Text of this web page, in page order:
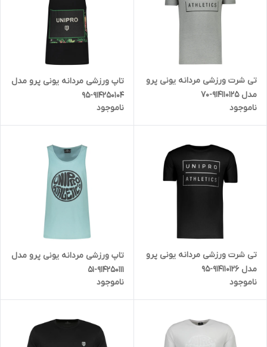
تی شرت ورزشی مردانه یونی پرو
مدل 914110125-70
ناموجود
تاپ ورزشی مردانه یونی پرو مدل
914250104-95
ناموجود
تی شرت ورزشی مردانه یونی پرو
مدل 914110126-95
ناموجود
تاپ ورزشی مردانه یونی پرو مدل
914250111-51
ناموجود